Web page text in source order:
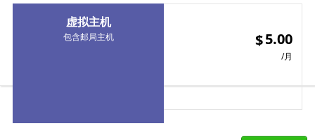
虚拟主机
包含邮局主机
$5.00
/月